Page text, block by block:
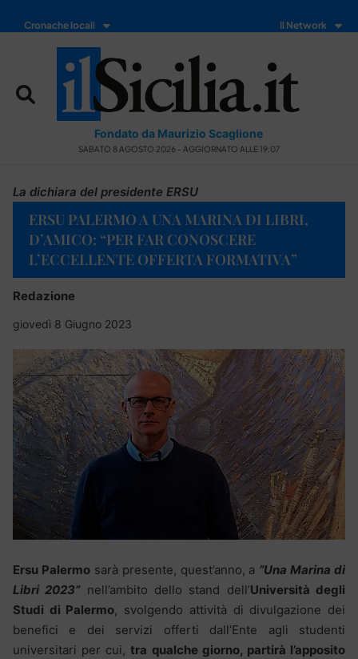
Cronache locali Il Network
Fondato da Maurizio Scaglione
SABATO 8 AGOSTO 2026 - AGGIORNATO ALLE 19:07
La dichiara del presidente ERSU
ERSU PALERMO A UNA MARINA DI LIBRI,
D’AMICO: “PER FAR CONOSCERE
L’ECCELLENTE OFFERTA FORMATIVA”
Redazione
giovedì 8 Giugno 2023
Ersu Palermosarà presente, quest’anno, a “Una Marina di
Libri 2023”nell’ambito dello stand dell’Università degli
Studi di Palermo, svolgendo attività di divulgazione dei
benefici e dei servizi offerti dall’Ente agli studenti
universitari per cui,tra qualche giorno, partirà l’apposito